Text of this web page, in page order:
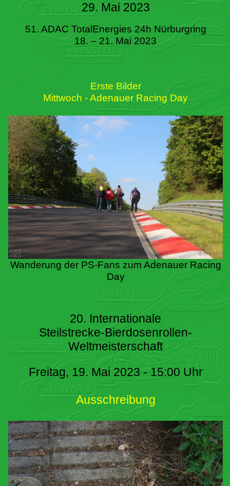
29. Mai 2023
51. ADAC TotalEnergies 24h Nürburgring
18. – 21. Mai 2023
Erste Bilder
Mittwoch - Adenauer Racing Day
Wanderung der PS-Fans zum Adenauer Racing
Day
20. Internationale
Steilstrecke-Bierdosenrollen-
Weltmeisterschaft
Freitag, 19. Mai 2023 - 15:00 Uhr
Ausschreibung